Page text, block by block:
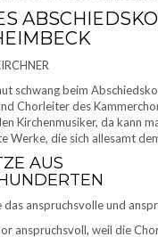
schwang beim
Chorleiter des
Kirchenmusiker, da kann
Werke, die sich allesamt
AUS
anspruchsvolle und
anspruchsvoll, weil die